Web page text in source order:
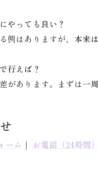
やっても良い？
例はありますが、 本来
行えば？
があります。まずは一
ーム ｜ お電話（24時間）